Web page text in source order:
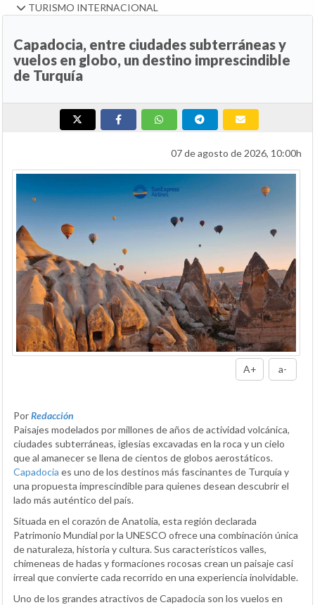
TURISMO INTERNACIONAL
Capadocia, entre ciudades subterráneas y
vuelos en globo, un destino imprescindible
de Turquía
07 de agosto de 2026, 10:00h
A+ a-
PorRedacción
Paisajes modelados por millones de años de actividad volcánica,
ciudades subterráneas, iglesias excavadas en la roca y un cielo
que al amanecer se llena de cientos de globos aerostáticos.
Capadocia es uno de los destinos más fascinantes de Turquía y
una propuesta imprescindible para quienes desean descubrir el
lado más auténtico del país.
Situada en el corazón de Anatolia, esta región declarada
Patrimonio Mundial por la UNESCO ofrece una combinación única
de naturaleza, historia y cultura. Sus característicos valles,
chimeneas de hadas y formaciones rocosas crean un paisaje casi
irreal que convierte cada recorrido en una experiencia inolvidable.
Uno de los grandes atractivos de Capadocia son los vuelos en